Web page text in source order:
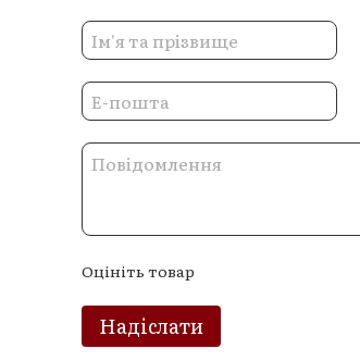
Оцініть товар
Надіслати